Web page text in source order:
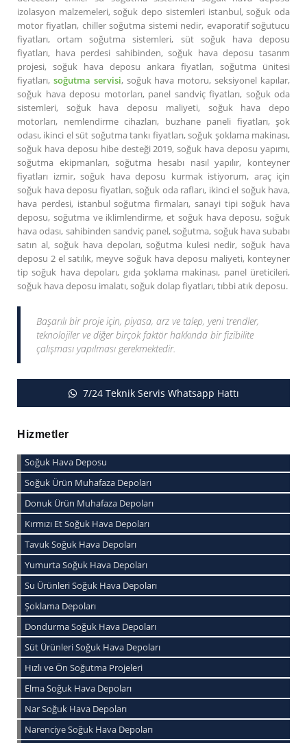
izolasyon malzemeleri, soğuk depo sistemleri istanbul, soğuk oda
motor fiyatları, chiller soğutma sistemi nedir, evaporatif soğutucu
fiyatları, ortam soğutma sistemleri, süt soğuk hava deposu
fiyatları, hava perdesi sahibinden, soğuk hava deposu tasarım
projesi, soğuk hava deposu ankara fiyatları, soğutma ünitesi
fiyatları, soğutma servisi, soğuk hava motoru, seksiyonel kapılar,
soğuk hava deposu motorları, panel sandviç fiyatları, soğuk oda
sistemleri, soğuk hava deposu maliyeti, soğuk hava depo
motorları, nemlendirme cihazları, buzhane paneli fiyatları, şok
odası, ikinci el süt soğutma tankı fiyatları, soğuk şoklama makinası,
soğuk hava deposu hibe desteği 2019, soğuk hava deposu yapımı,
soğutma ekipmanları, soğutma hesabı nasıl yapılır, konteyner
fiyatları izmir, soğuk hava deposu kurmak istiyorum, araç için
soğuk hava deposu fiyatları, soğuk oda rafları, ikinci el soğuk hava,
hava perdesi, istanbul soğutma firmaları, sanayi tipi soğuk hava
deposu, soğutma ve iklimlendirme, et soğuk hava deposu, soğuk
hava odası, sahibinden sandviç panel, soğutma, soğuk hava subabı
satın al, soğuk hava depoları, soğutma kulesi nedir, soğuk hava
deposu 2 el satılık, meyve soğuk hava deposu maliyeti, konteyner
tip soğuk hava depoları, gıda şoklama makinası, panel üreticileri,
soğuk hava deposu imalatı, soğuk dolap fiyatları, tıbbi atık deposu.
Başarılı bir proje için, piyasa, arz ve talep, yeni trendler,
teknolojiler ve diğer birçok faktör hakkında bir fizibilite
çalışması yapılması gerekmektedir.
7/24 Teknik Servis Whatsapp Hattı
Hizmetler
Soğuk Hava Deposu
Soğuk Ürün Muhafaza Depoları
Donuk Ürün Muhafaza Depoları
Kırmızı Et Soğuk Hava Depoları
Tavuk Soğuk Hava Depoları
Yumurta Soğuk Hava Depoları
Su Ürünleri Soğuk Hava Depoları
Şoklama Depoları
Dondurma Soğuk Hava Depoları
Süt Ürünleri Soğuk Hava Depoları
Hızlı ve Ön Soğutma Projeleri
Elma Soğuk Hava Depoları
Nar Soğuk Hava Depoları
Narenciye Soğuk Hava Depoları